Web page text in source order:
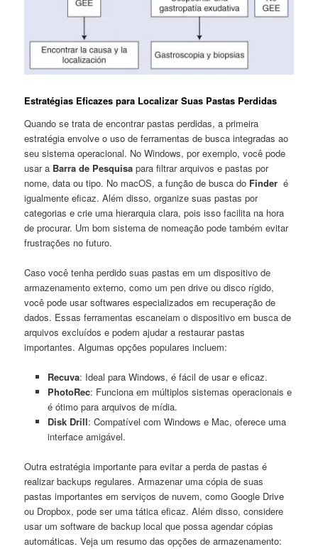
Estratégias Eficazes para Localizar⁢ Suas Pastas Perdidas
Quando se trata de encontrar pastas ⁣perdidas, a primeira‍
estratégia envolve o uso de‌ ferramentas de ​busca integradas⁣ ao
seu sistema operacional. No Windows, ‍por exemplo, você ⁤pode
usar a Barra de Pesquisa para filtrar arquivos​ e pastas‍ por
‌nome, data ou tipo. ⁢No⁣ macOS, a ⁣função de busca do Finder ⁣ é
igualmente eficaz. Além⁤ disso,‍ organize suas pastas por
categorias e crie uma⁤ hierarquia​ clara, pois isso facilita na hora
de procurar. Um bom sistema de nomeação pode também evitar
frustrações no futuro.
Caso você tenha perdido ‍suas pastas em um dispositivo de
armazenamento externo, como um pen ⁤drive ou‌ disco⁣ rígido,
você ​pode ‍usar softwares especializados em recuperação de
dados. Essas ferramentas escaneiam o dispositivo em busca de
arquivos‍ excluídos e podem ‌ajudar a restaurar pastas
importantes. Algumas opções ⁢populares incluem:
Recuva: Ideal para Windows, é fácil⁢ de usar ⁤e eficaz.
PhotoRec: Funciona em múltiplos sistemas operacionais⁣ e
‌é ótimo para arquivos de mídia.
Disk Drill: Compatível com Windows⁤ e‌ Mac, oferece uma
interface amigável.
Outra ‍estratégia importante para evitar a perda de⁣ pastas é
realizar⁣ backups regulares. Armazenar uma ‍cópia de suas
pastas importantes em serviços de nuvem, como Google‌ Drive
ou Dropbox, pode ser⁣ uma tática eficaz. Além disso, considere
usar um software de backup local que possa agendar cópias
‍automáticas. Veja um resumo das opções de ⁣armazenamento: